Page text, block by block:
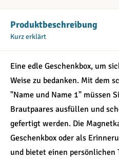
Produktbeschreibung
Kurz erklärt
Eine edle Geschenkbox, um
Weise zu bedanken. Mit dem
"Name und Name 1" müssen
Brautpaares ausfüllen und
gefertigt werden. Die
Geschenkbox oder als
und bietet einen persönlichen